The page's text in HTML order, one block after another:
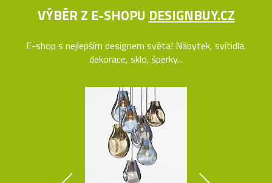
VÝBĚR Z E-SHOPU DESIGNBUY.CZ
E-shop s nejlepším designem světa! Nábytek, svítidla,
dekorace, sklo, šperky...